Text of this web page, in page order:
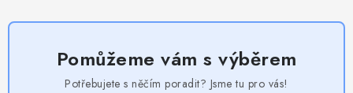
Pomůžeme vám s výběrem
Potřebujete s něčím poradit? Jsme tu pro vás!